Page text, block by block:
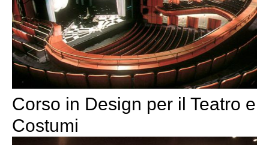
Corso in Design per il Teatro e
Costumi